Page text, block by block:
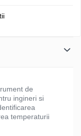
de
ingineri si
temperaturii